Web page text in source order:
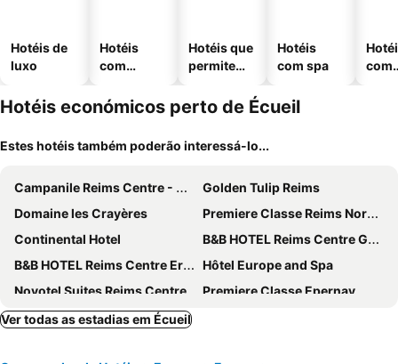
Hotéis de
luxo
Hotéis
com
Hotéis que
permitem
Hotéis
com spa
com
Hotéis económicos perto de Écueil
Estes hotéis também poderão interessá-lo...
Campanile Reims Centre - Cathedrale
Golden Tulip Reims
Domaine les Crayères
Premiere Classe Reims Nord - Bétheny
Continental Hotel
B&B HOTEL Reims Centre Gare
B&B HOTEL Reims Centre Erlon
Hôtel Europe and Spa
Novotel Suites Reims Centre
Premiere Classe Epernay
B&B HOTEL Epernay
Ver todas as estadias em Écueil